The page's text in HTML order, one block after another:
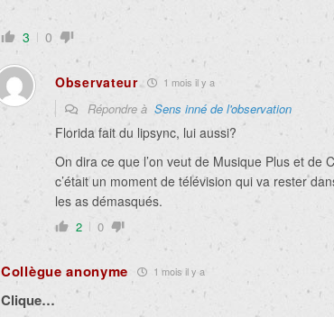
3 0
Observateur 1 mois il y a
Répondre à Sens inné de l'observation
Florida fait du lipsync, lui aussi?
On dira ce que l’on veut de Musique Plus et de
c’était un moment de télévision qui va rester
les as démasqués.
2 0
Collègue anonyme 1 mois il y a
Clique…